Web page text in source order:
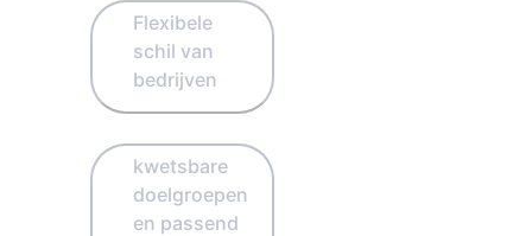
Flexibele
schil van
bedrijven
kwetsbare
doelgroepen
en passend